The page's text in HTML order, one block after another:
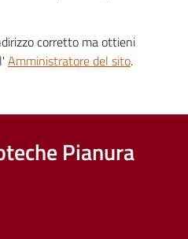
corretto ma ottieni
Amministratore del sito.
Pianura